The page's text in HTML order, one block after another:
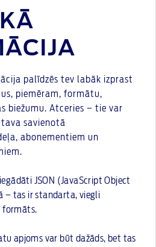
palīdzēs tev labāk izprast
piemēram, formātu,
biežumu. Atceries – tie var
savienotā
abonementiem un
JSON (JavaScript Object
tas ir standarta, viegli
formāts.
apjoms var būt dažāds, bet tas